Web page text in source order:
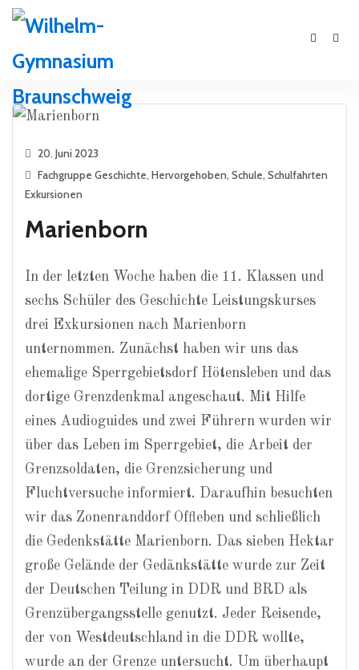
20. Juni 2023
Fachgruppe Geschichte, Hervorgehoben, Schule, Schulfahrten
Exkursionen
Marienborn
In der letzten Woche haben die 11. Klassen und
sechs Schüler des Geschichte Leistungskurses
drei Exkursionen nach Marienborn
unternommen. Zunächst haben wir uns das
ehemalige Sperrgebietsdorf Hötensleben und das
dortige Grenzdenkmal angeschaut. Mit Hilfe
eines Audioguides und zwei Führern wurden wir
über das Leben im Sperrgebiet, die Arbeit der
Grenzsoldaten, die Grenzsicherung und
Fluchtversuche informiert. Daraufhin besuchten
wir das Zonenranddorf Offleben und schließlich
die Gedenkstätte Marienborn. Das sieben Hektar
große Gelände der Gedänkstätte wurde zur Zeit
der Deutschen Teilung in DDR und BRD als
Grenzübergangsstelle genutzt. Jeder Reisende,
der von Westdeutschland in die DDR wollte,
wurde an der Grenze untersucht. Um überhaupt